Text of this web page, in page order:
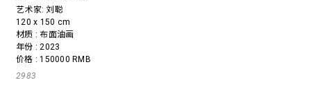
艺术家:刘聪
120 x 150 cm
材质 : 布面油画
年份 : 2023
价格 : 150000 RMB
2983